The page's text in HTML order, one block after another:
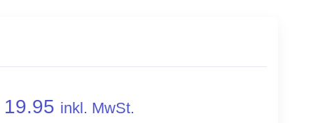
19.95 inkl. MwSt.